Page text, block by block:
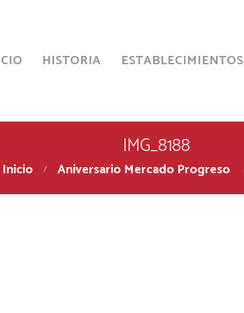
HISTORIA ESTABLECIMIENTOS
IMG_8188
Inicio Aniversario Mercado Progreso